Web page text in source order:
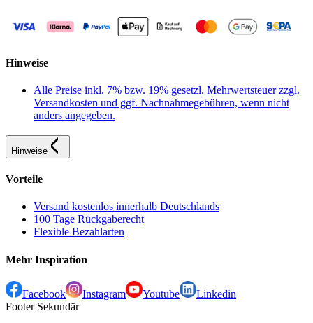
Hinweise
Alle Preise inkl. 7% bzw. 19% gesetzl. Mehrwertsteuer zzgl.
Versandkosten und ggf. Nachnahmegebühren, wenn nicht
anders angegeben.
Hinweise
Vorteile
Versand kostenlos innerhalb Deutschlands
100 Tage Rückgaberecht
Flexible Bezahlarten
Mehr Inspiration
Facebook Instagram Youtube
Linkedin
Footer Sekundär